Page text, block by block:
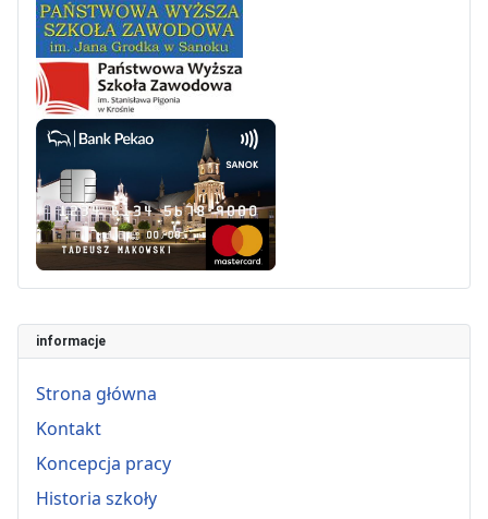
informacje
Strona główna
Kontakt
Koncepcja pracy
Historia szkoły